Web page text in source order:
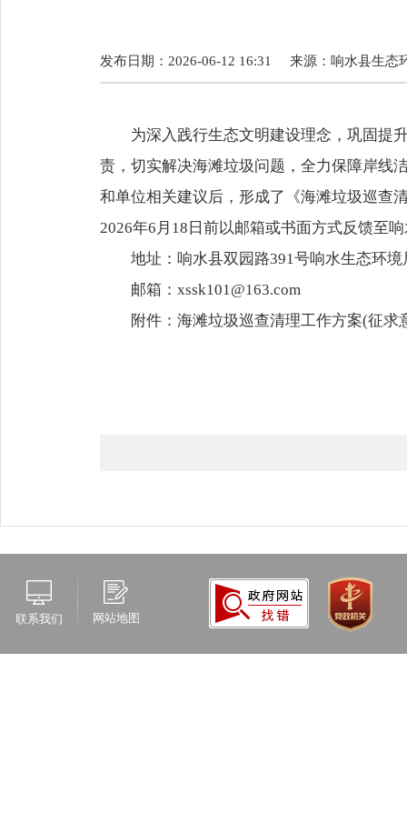
发布日期：2026-06-12 16:31 来源： 响水县生态
为深入践行生态文明建设理念，巩固提
责，切实解决海滩垃圾问题，全力保障岸线
和单位相关建议后，形成了《海滩垃圾巡查
2026年6月18日前以邮箱或书面方式反馈至
地址：响水县双园路391号响水生态环
邮箱：xssk101@163.com
附件： 海滩垃圾巡查清理工作方案(征求
联系我们 网站地图